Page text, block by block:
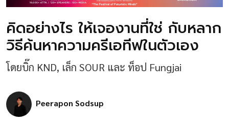
คิดอย่างไร ให้เจองานที่ใช่ กับหลาก
วิธีค้นหาความครีเอทีฟในตัวเอง
โดยบิ๊ก KND, เล็ก SOUR และ ท็อป Fungjai
Peerapon Sodsup